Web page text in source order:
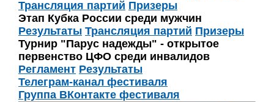
Трансляция партий Призеры
Этап Кубка России среди мужчин
Результаты Трансляция партий Призеры
Турнир "Парус надежды" - открытое
первенство ЦФО среди инвалидов
Регламент Результаты
Телеграм-канал фестиваля
Группа ВКонтакте фестиваля